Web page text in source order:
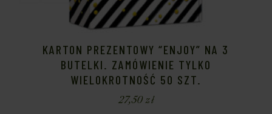
KARTON PREZENTOWY “ENJOY” NA 3
BUTELKI. ZAMÓWIENIE TYLKO
WIELOKROTNOŚĆ 50 SZT.
27,50zł